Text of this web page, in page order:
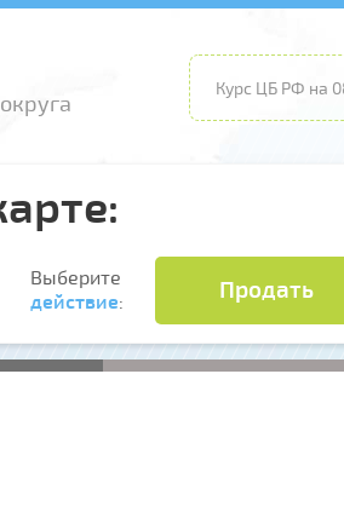
Курс ЦБ РФ на
Выберите
действие: Продать